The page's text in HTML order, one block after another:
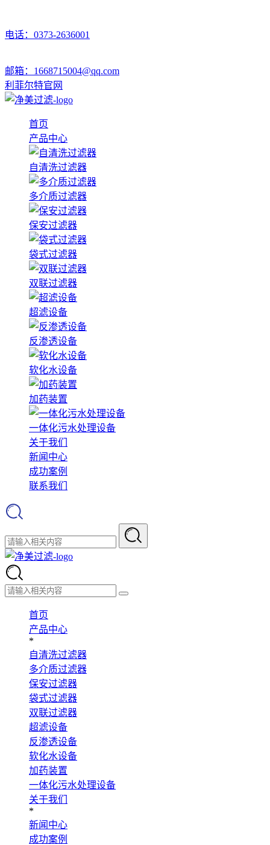
电话：0373-2636001
邮箱：1668715004@qq.com
利菲尔特官网
首页
产品中心
自清洗过滤器
多介质过滤器
保安过滤器
袋式过滤器
双联过滤器
超滤设备
反渗透设备
软化水设备
加药装置
一体化污水处理设备
关于我们
新闻中心
成功案例
联系我们
首页
产品中心
*
自清洗过滤器
多介质过滤器
保安过滤器
袋式过滤器
双联过滤器
超滤设备
反渗透设备
软化水设备
加药装置
一体化污水处理设备
关于我们
*
新闻中心
成功案例